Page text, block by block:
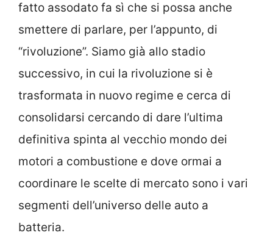
fatto assodato fa sì che si possa anche
smettere di parlare, per l’appunto, di
“rivoluzione”. Siamo già allo stadio
successivo, in cui la rivoluzione si è
trasformata in nuovo regime e cerca di
consolidarsi cercando di dare l’ultima
definitiva spinta al vecchio mondo dei
motori a combustione e dove ormai a
coordinare le scelte di mercato sono i vari
segmenti dell’universo delle auto a
batteria.